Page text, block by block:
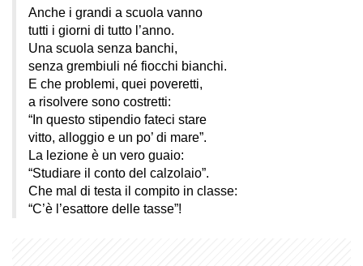
Anche i grandi a scuola vanno
tutti i giorni di tutto l’anno.
Una scuola senza banchi,
senza grembiuli né fiocchi bianchi.
E che problemi, quei poveretti,
a risolvere sono costretti:
“In questo stipendio fateci stare
vitto, alloggio e un po’ di mare”.
La lezione è un vero guaio:
“Studiare il conto del calzolaio”.
Che mal di testa il compito in classe:
“C’è l’esattore delle tasse”!